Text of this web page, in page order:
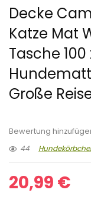
Decke
Katze Mat
Tasche
Große
Bewertung
44
20,99 €